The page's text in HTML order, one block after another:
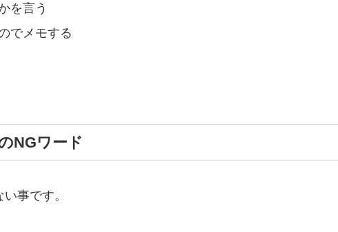
を言う
でメモする
NGワード
事です。